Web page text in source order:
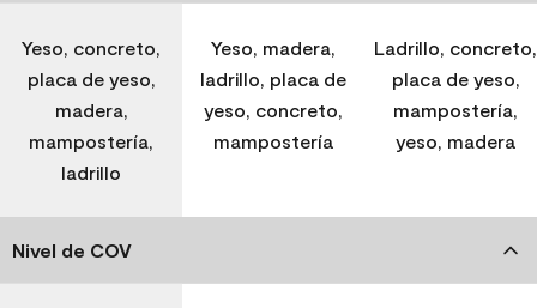
Yeso, concreto,
placa de yeso,
madera,
mampostería,
ladrillo
Yeso, madera,
ladrillo, placa de
yeso, concreto,
mampostería
Ladrillo, concreto,
placa de yeso,
mampostería,
yeso, madera
Nivel de COV